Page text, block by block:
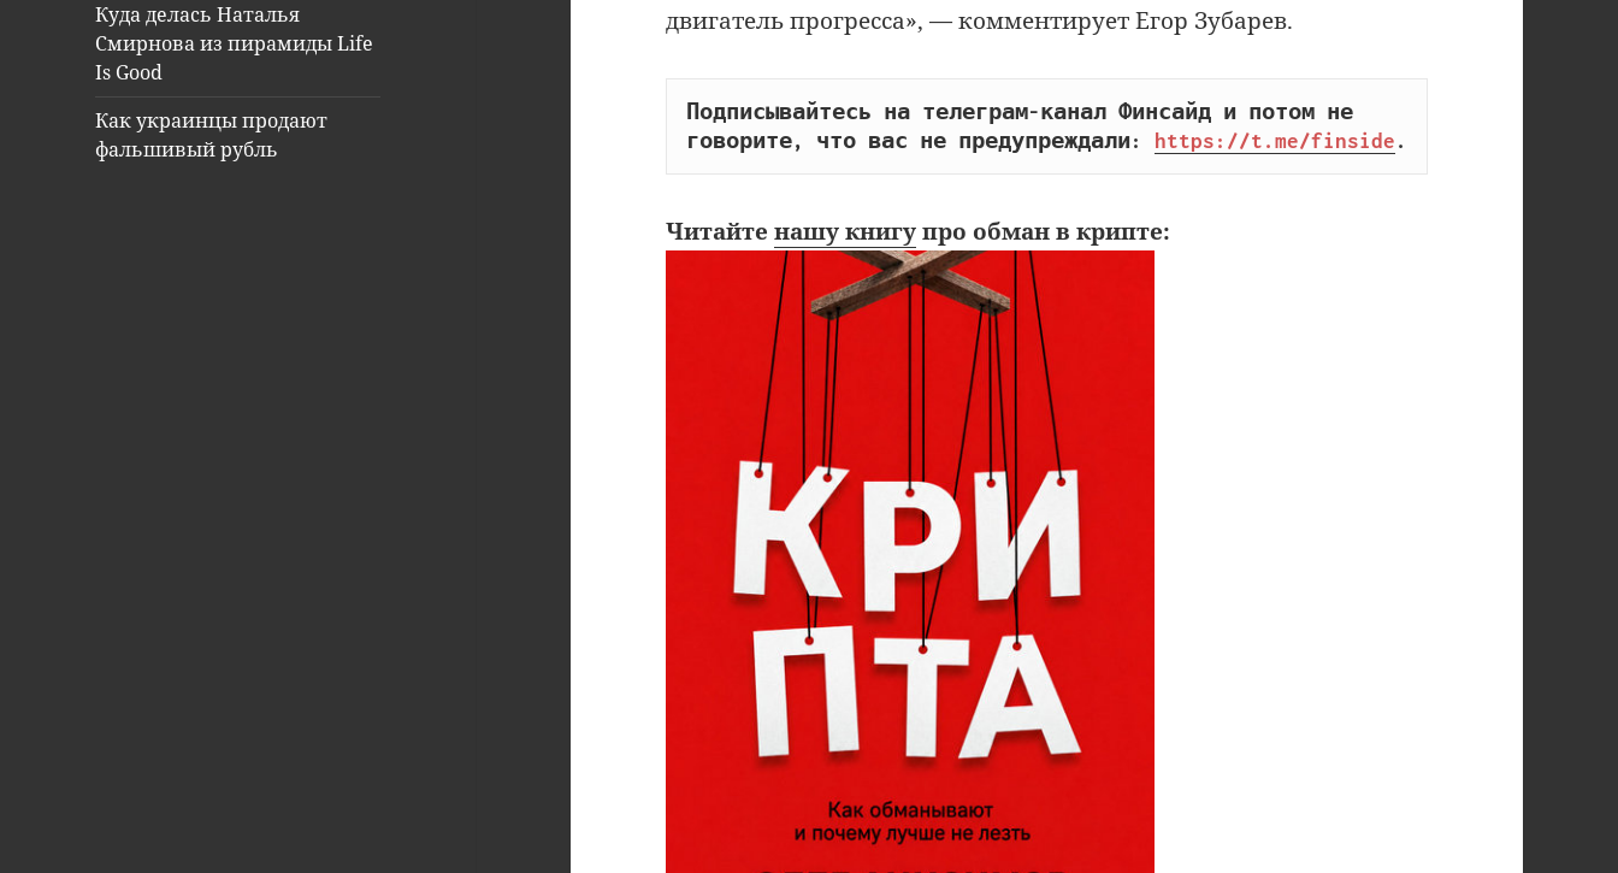
Куда делась Наталья
Смирнова из пирамиды Life
Is Good
Как украинцы продают
фальшивый рубль
двигатель прогресса», — комментирует Егор Зубарев.
Подписывайтесь на телеграм-канал Финсайд и потом не
говорите, что вас не предупреждали:
https://t.me/finside .
Читайтенашу книгупро обман в крипте: